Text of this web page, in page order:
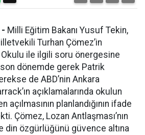
- Milli Eğitim Bakanı Yusuf Tekin,
Turhan Çömez’in
Okulu ile ilgili soru önergesine
dönemde gerek Patrik
de ABD’nin Ankara
açıklamalarında okulun
açılmasının planlandığının ifade
Çömez, Lozan Antlaşması’nın
din özgürlüğünü güvence altına